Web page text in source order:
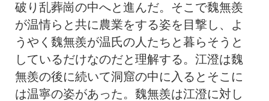
破り乱葬崗の中へと進んだ。そこで魏無羨
が温情らと共に農業をする姿を目撃し、よ
うやく魏無羨が温氏の人たちと暮らそうと
しているだけなのだと理解する。江澄は魏
無羨の後に続いて洞窟の中に入るとそこに
は温寧の姿があった。魏無羨は江澄に対し